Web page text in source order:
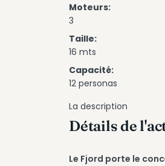
Moteurs:
3
Taille:
16 mts
Capacité:
12 personas
La description
Détails de
Le Fjord porte le